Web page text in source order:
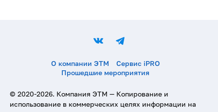
О компании ЭТМ
Сервис iPRO
Прошедшие мероприятия
© 2020-2026. Компания ЭТМ — Копирование и
использование в коммерческих целях информации на